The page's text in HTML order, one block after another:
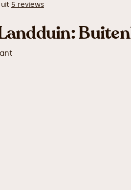
uit 5 reviews